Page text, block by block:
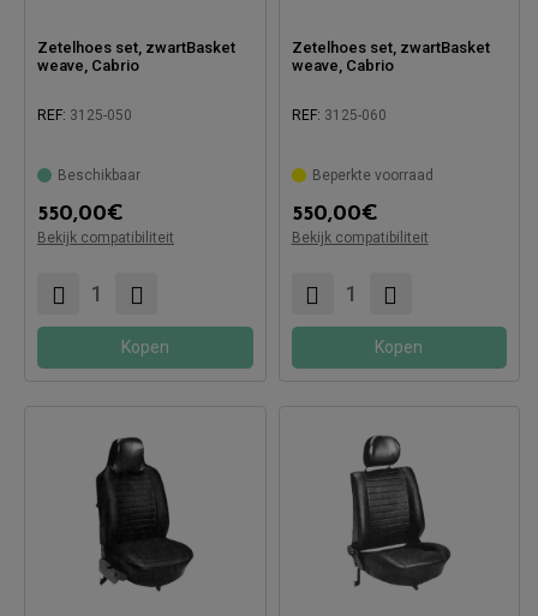
Zetelhoes set, zwartBasket
weave, Cabrio
REF: 3125-050
Beschikbaar
550,00€
Bekijk compatibiliteit
Compatibel met:
Kopen
Zetelhoes set, zwartBasket
weave, Cabrio
REF: 3125-060
Beperkte voorraad
550,00€
Bekijk compatibiliteit
Compatibel met:
Kopen